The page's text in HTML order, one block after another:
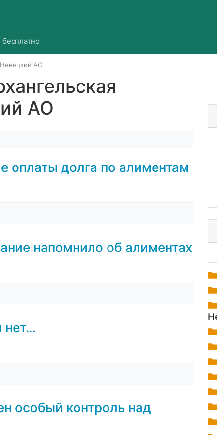
Ненецкий АО
АО
оплаты долга по алиментам
напомнило об алиментах
нет...
особый контроль над